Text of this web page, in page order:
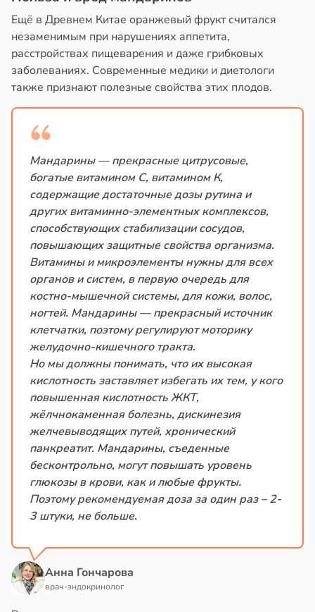
Ещё в Древнем Китае оранжевый фрукт считался
незаменимым при нарушениях аппетита,
расстройствах пищеварения и даже грибковых
заболеваниях. Современные медики и диетологи
также признают полезные свойства этих плодов.
Мандарины — прекрасные цитрусовые,
богатые витамином С, витамином К,
содержащие достаточные дозы рутина и
других витаминно-элементных комплексов,
способствующих стабилизации сосудов,
повышающих защитные свойства организма.
Витамины и микроэлементы нужны для всех
органов и систем, в первую очередь для
костно-мышечной системы, для кожи, волос,
ногтей. Мандарины — прекрасный источник
клетчатки, поэтому регулируют моторику
желудочно-кишечного тракта.
Но мы должны понимать, что их высокая
кислотность заставляет избегать их тем, у кого
повышенная кислотность ЖКТ,
жёлчнокаменная болезнь, дискинезия
желчевыводящих путей, хронический
панкреатит. Мандарины, съеденные
бесконтрольно, могут повышать уровень
глюкозы в крови, как и любые фрукты.
Поэтому рекомендуемая доза за один раз – 2-
3 штуки, не больше.
Анна Гончарова
врач-эндокринолог